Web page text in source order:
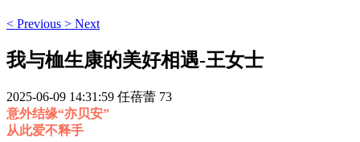
< Previous > Next
我与桖生康的美好相遇-王女士
2025-06-09 14:31:59 任蓓蕾 73
意外结缘“亦贝安”
从此爱不释手